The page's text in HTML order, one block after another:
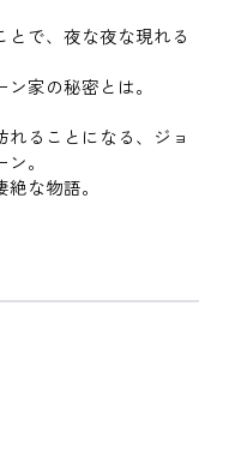
で、夜な夜な現れる
家の秘密とは。
ることになる、ジョ
。
な物語。